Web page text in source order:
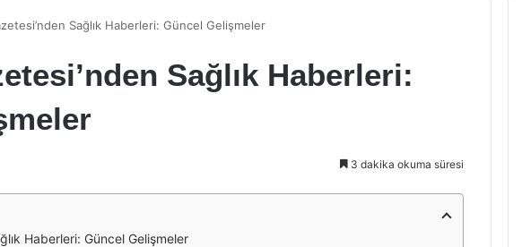
Sağlık Haberleri: Güncel Gelişmeler
Sağlık Haberleri:
3 dakika okuma süresi
Haberleri: Güncel Gelişmeler